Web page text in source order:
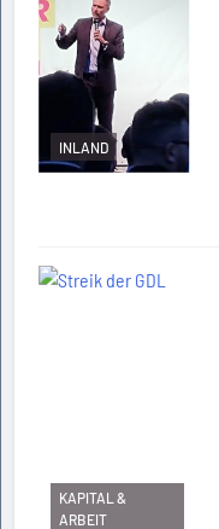
INLAND
KAPITAL &
ARBEIT